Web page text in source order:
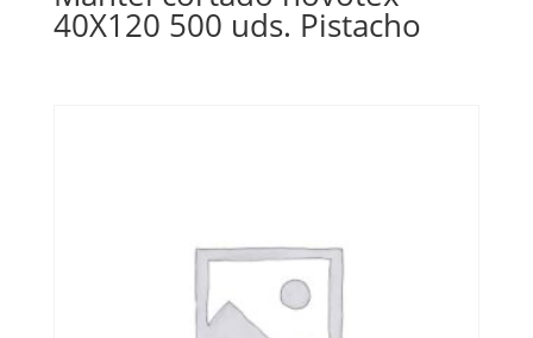
40X120 500 uds. Pistacho